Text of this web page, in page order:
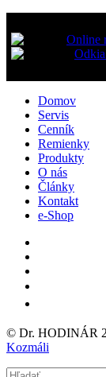
Domov
Servis
Cenník
Remienky
Produkty
O nás
Články
Kontakt
e-Shop
© Dr. HODINÁR
Kozmáli